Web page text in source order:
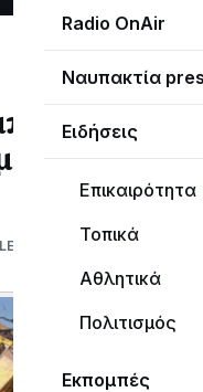
Radio OnAir
Ναυπακτία
Ειδήσεις
Επικαιρότητα
Τοπικά
Αθλητικά
Πολιτισμός
Εκπομπές
στη
RTV